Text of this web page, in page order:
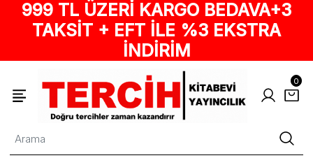
999 TL ÜZERİ KARGO BEDAVA+3
TAKSİT + EFT İLE %3 EKSTRA
İNDİRİM
0